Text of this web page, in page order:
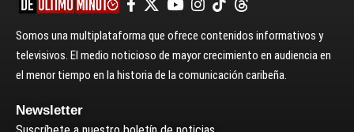
Somos una multiplataforma que ofrece contenidos informativos y
televisivos. El medio noticioso de mayor crecimiento en audiencia en
el menor tiempo en la historia de la comunicación caribeña.
Newsletter